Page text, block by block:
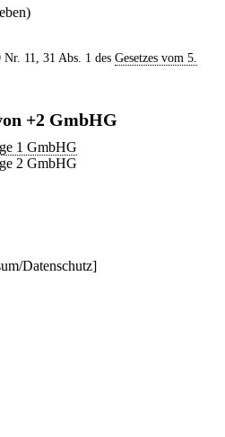
Nr. 11, 31 Abs. 1 des Gesetzes vom 5.
+2 GmbHG
1 GmbHG
2 GmbHG
Datenschutz]